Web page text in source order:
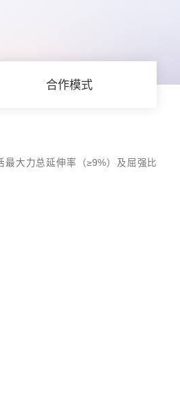
合作模式
大力总延伸率（≥9%）及屈强比